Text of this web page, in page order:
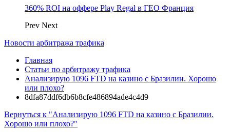
360% ROI на оффере Play Regal в ГЕО Франция
Prev Next
Новости арбитража трафика
Главная
Статьи по арбитражу трафика
Анализирую 1096 FTD на казино с Бразилии. Хорошо
или плохо?
8dfa87ddf6db6b8cfe486894ade4c4d9
Вернуться к "Анализирую 1096 FTD на казино с Бразилии.
Хорошо или плохо?"